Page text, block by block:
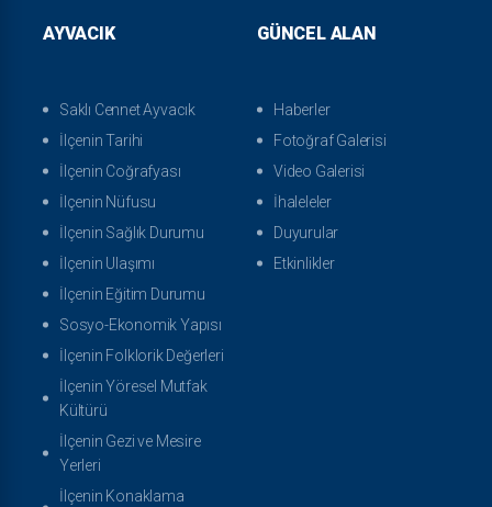
AYVACIK
Saklı Cennet Ayvacık
İlçenin Tarihi
İlçenin Coğrafyası
İlçenin Nüfusu
İlçenin Sağlık Durumu
İlçenin Ulaşımı
İlçenin Eğitim Durumu
Sosyo-Ekonomik Yapısı
İlçenin Folklorik Değerleri
İlçenin Yöresel Mutfak
Kültürü
İlçenin Gezi ve Mesire
Yerleri
İlçenin Konaklama
GÜNCEL ALAN
Haberler
Fotoğraf Galerisi
Video Galerisi
İhaleleler
Duyurular
Etkinlikler